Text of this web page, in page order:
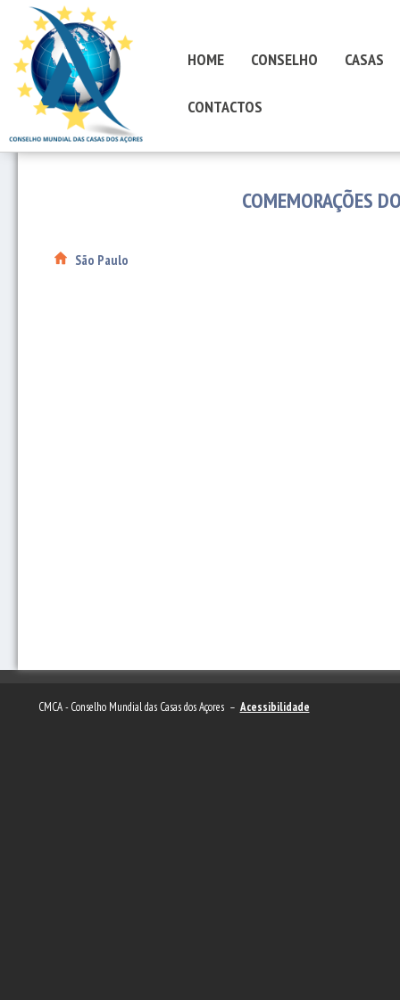
HOME CONSELHO CASAS
CONTACTOS
COMEMORAÇÕES
São Paulo
CMCA - Conselho Mundial das Casas dos Açores – Acessibilidade